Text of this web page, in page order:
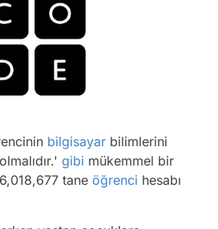
bilgisayar bilimlerini
gibi mükemmel bir
tane öğrenci hesabı